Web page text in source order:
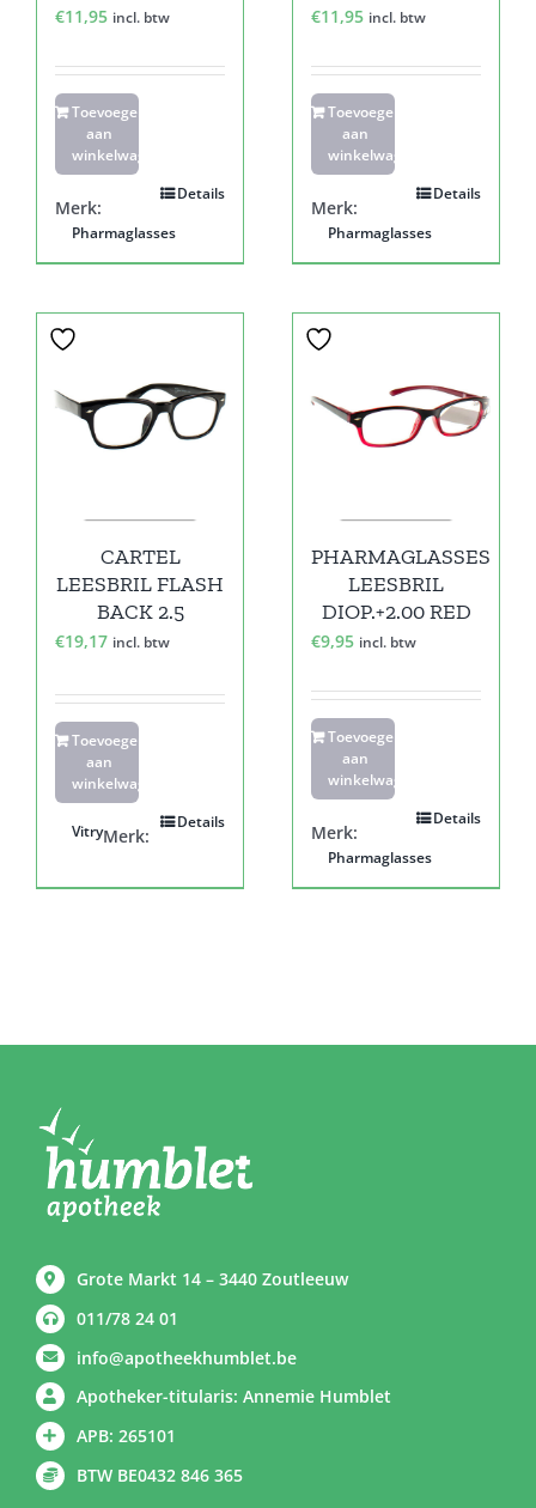
€11,95 incl. btw
Toevoegen
aan
winkelwagen
Details
Merk:
Pharmaglasses
€11,95 incl. btw
Toevoegen
aan
winkelwagen
Details
Merk:
Pharmaglasses
CARTEL
LEESBRIL FLASH
BACK 2.5
€19,17 incl. btw
Toevoegen
aan
winkelwagen
Details
Merk:
Vitry
PHARMAGLASSES
LEESBRIL
DIOP.+2.00 RED
€9,95 incl. btw
Toevoegen
aan
winkelwagen
Details
Merk:
Pharmaglasses
Grote Markt 14 – 3440 Zoutleeuw
011/78 24 01
info@apotheekhumblet.be
Apotheker-titularis: Annemie Humblet
APB: 265101
BTW BE0432 846 365